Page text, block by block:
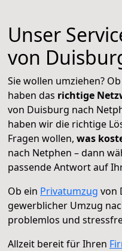
Unser
von
Sie wollen umziehen?
haben das richtige
von Duisburg nach
haben wir die richtige
Fragen wollen, was
nach Netphen – dann
passende Antwort auf
Ob ein Privatumzug von
gewerblicher Umzug
problemlos und
Allzeit bereit für Ihren